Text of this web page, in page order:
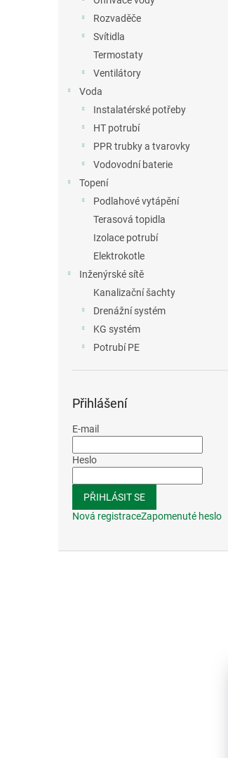
Rozvaděče
Svítidla
Termostaty
Ventilátory
Voda
Instalatérské potřeby
HT potrubí
PPR trubky a tvarovky
Vodovodní baterie
Topení
Podlahové vytápění
Terasová topidla
Izolace potrubí
Elektrokotle
Inženýrské sítě
Kanalizační šachty
Drenážní systém
KG systém
Potrubí PE
Přihlášení
E-mail
Heslo
PŘIHLÁSIT SE
Nová registraceZapomenuté heslo